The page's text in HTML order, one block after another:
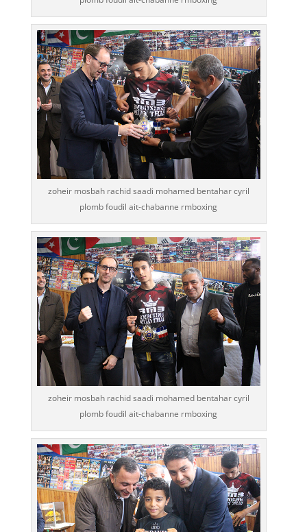
zoheir mosbah rachid saadi mohamed bentahar cyril
plomb foudil ait-chabanne rmboxing
zoheir mosbah rachid saadi mohamed bentahar cyril
plomb foudil ait-chabanne rmboxing